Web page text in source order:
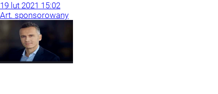
19 lut 2021 15:02
Art. sponsorowany